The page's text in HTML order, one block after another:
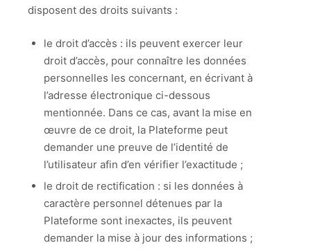
disposent des droits suivants :
le droit d’accès : ils peuvent exercer leur
droit d’accès, pour connaître les données
personnelles les concernant, en écrivant à
l’adresse électronique ci-dessous
mentionnée. Dans ce cas, avant la mise en
œuvre de ce droit, la Plateforme peut
demander une preuve de l’identité de
l’utilisateur afin d’en vérifier l’exactitude ;
le droit de rectification : si les données à
caractère personnel détenues par la
Plateforme sont inexactes, ils peuvent
demander la mise à jour des informations ;